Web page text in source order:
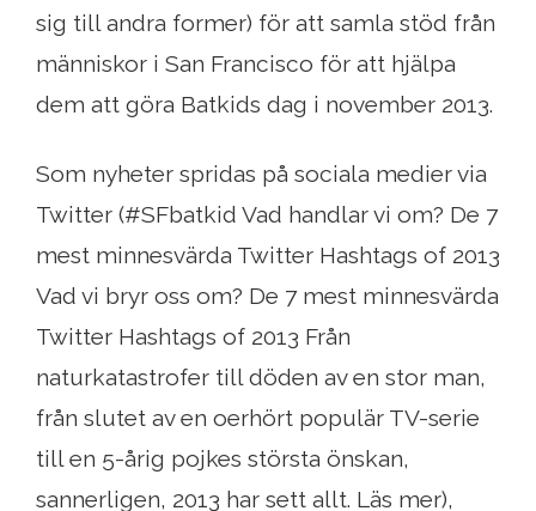
sig till andra former) för att samla stöd från
människor i San Francisco för att hjälpa
dem att göra Batkids dag i november 2013.
Som nyheter spridas på sociala medier via
Twitter (#SFbatkid Vad handlar vi om? De 7
mest minnesvärda Twitter Hashtags of 2013
Vad vi bryr oss om? De 7 mest minnesvärda
Twitter Hashtags of 2013 Från
naturkatastrofer till döden av en stor man,
från slutet av en oerhört populär TV-serie
till en 5-årig pojkes största önskan,
sannerligen, 2013 har sett allt. Läs mer),